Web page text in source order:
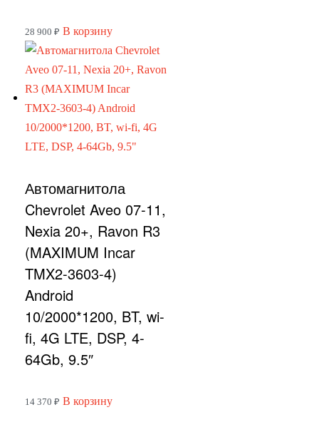
28 900 ₽ В корзину
Автомагнитола
Chevrolet Aveo 07-11,
Nexia 20+, Ravon R3
(MAXIMUM Incar
TMX2-3603-4)
Android
10/2000*1200, BT, wi-
fi, 4G LTE, DSP, 4-
64Gb, 9.5″
14 370 ₽ В корзину